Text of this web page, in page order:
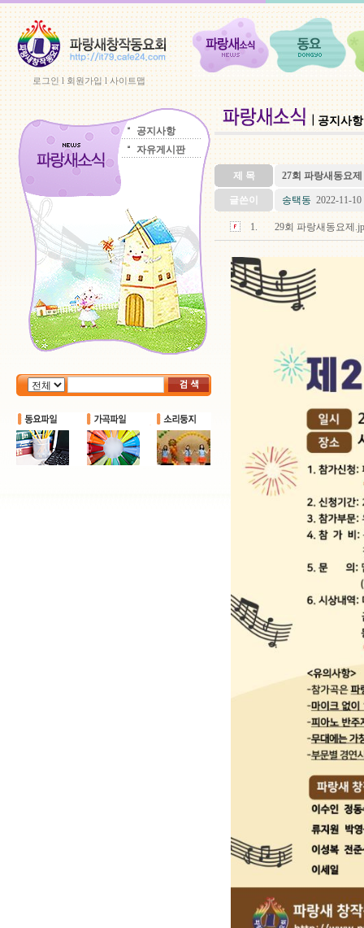
로그인l 회원가입l사이트맵
공지사항
자유게시판
공지사항
제 목 27회 파랑새동요
글쓴이 송택동 2022-11-10
1. 29회 파랑새동요제